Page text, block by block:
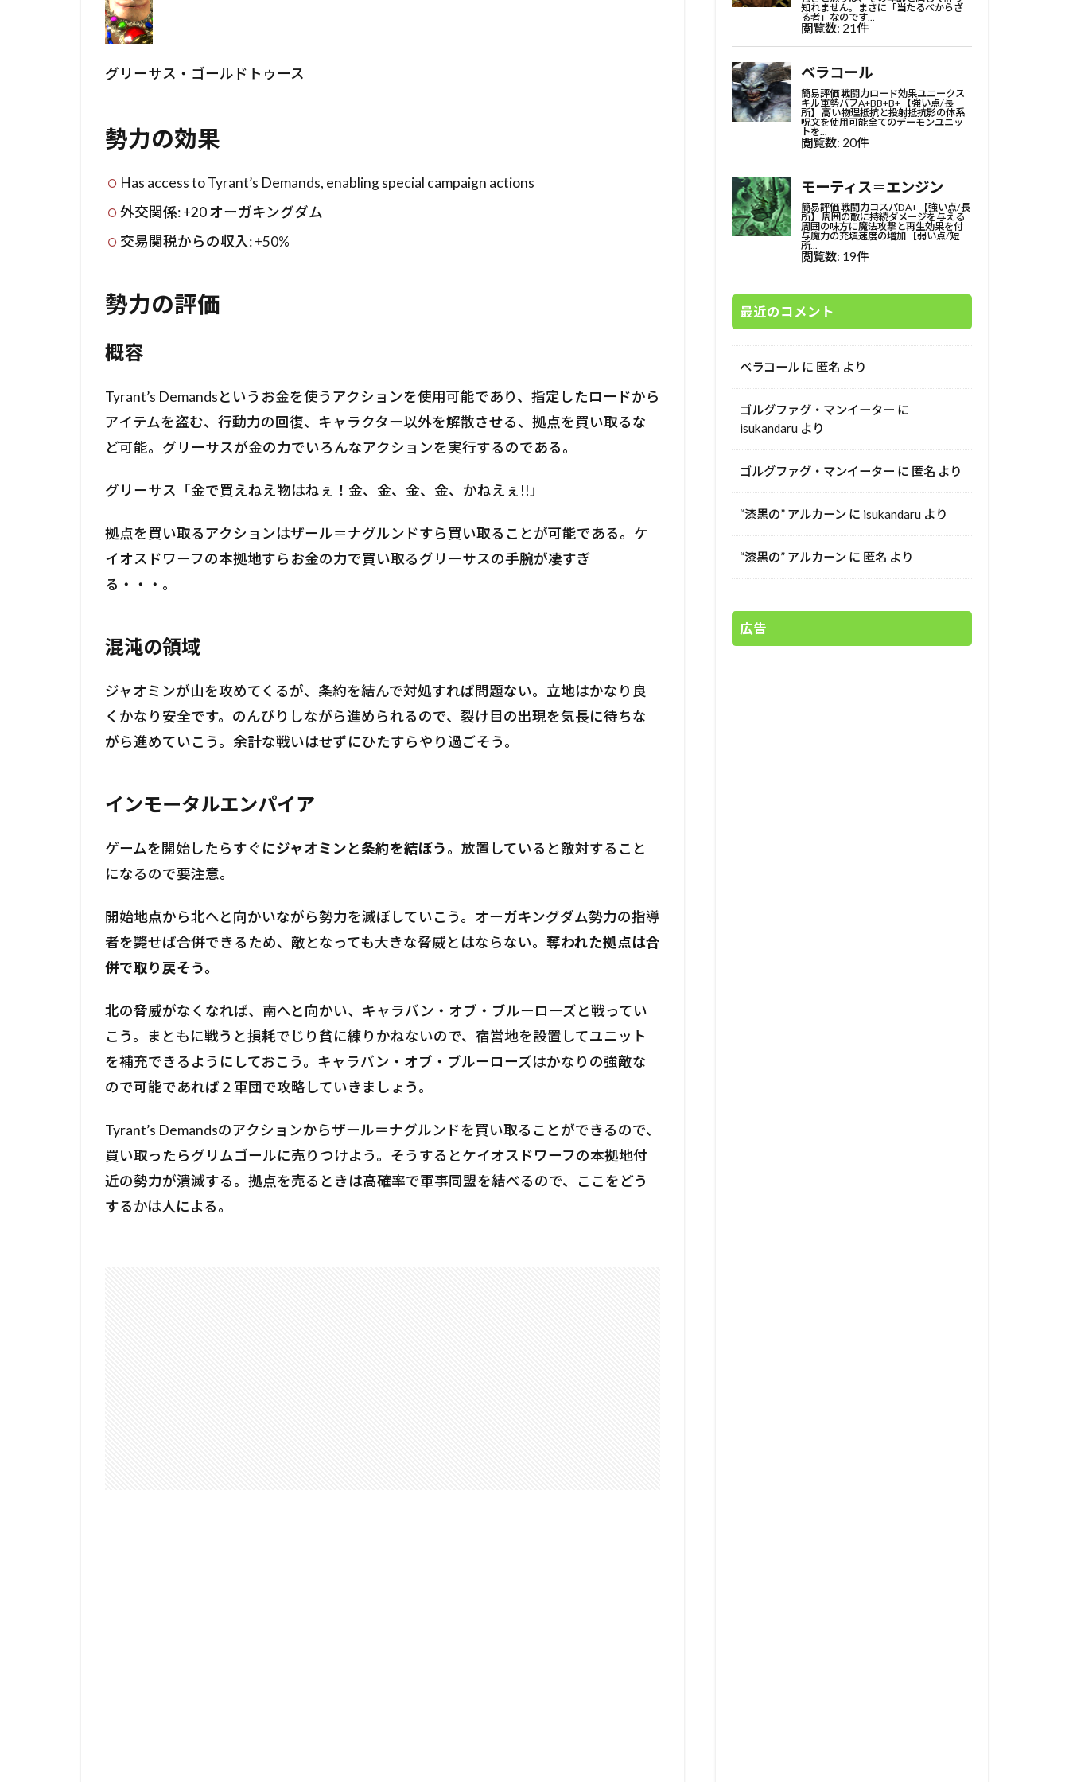
グリーサス・ゴールドトゥース
勢力の効果
Has access to Tyrant’s Demands, enabling special campaign actions
外交関係: +20 オーガキングダム
交易関税からの収入: +50%
勢力の評価
概容
Tyrant’s Demandsというお金を使うアクションを使用可能であり、指定したロードから
アイテムを盗む、行動力の回復、キャラクター以外を解散させる、拠点を買い取るな
ど可能。グリーサスが金の力でいろんなアクションを実行するのである。
グリーサス「金で買えねえ物はねぇ！金、金、金、金、かねえぇ!!」
拠点を買い取るアクションはザール＝ナグルンドすら買い取ることが可能である。ケ
イオスドワーフの本拠地すらお金の力で買い取るグリーサスの手腕が凄すぎ
る・・・。
混沌の領域
ジャオミンが山を攻めてくるが、条約を結んで対処すれば問題ない。立地はかなり良
くかなり安全です。のんびりしながら進められるので、裂け目の出現を気長に待ちな
がら進めていこう。余計な戦いはせずにひたすらやり過ごそう。
インモータルエンパイア
ゲームを開始したらすぐにジャオミンと条約を結ぼう。放置していると敵対すること
になるので要注意。
開始地点から北へと向かいながら勢力を滅ぼしていこう。オーガキングダム勢力の指導
者を斃せば合併できるため、敵となっても大きな脅威とはならない。 奪われた拠点は合
併で取り戻そう。
北の脅威がなくなれば、南へと向かい、キャラバン・オブ・ブルーローズと戦ってい
こう。まともに戦うと損耗でじり貧に練りかねないので、宿営地を設置してユニット
を補充できるようにしておこう。キャラバン・オブ・ブルーローズはかなりの強敵な
ので可能であれば２軍団で攻略していきましょう。
Tyrant’s Demandsのアクションからザール＝ナグルンドを買い取ることができるので、
買い取ったらグリムゴールに売りつけよう。そうするとケイオスドワーフの本拠地付
近の勢力が潰滅する。拠点を売るときは高確率で軍事同盟を結べるので、ここをどう
するかは人による。
最近のコメント
ベラコール に 匿名 より
ゴルグファグ・マンイーター に
isukandaru より
ゴルグファグ・マンイーター に 匿名 より
“漆黒の” アルカーン に isukandaru より
“漆黒の” アルカーン に 匿名 より
広告